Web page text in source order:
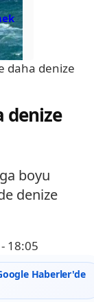
daha denize
denize
boyu
denize
18:05
Haberler'de